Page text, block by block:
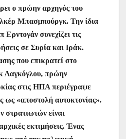
ο πρώην αρχηγός του
Μπασμπούργκ. Την ίδια
Ερντογάν συνεχίζει τις
σε Συρία και Ιράκ.
που επικρατεί στο
Λαγκόγλου, πρώην
στις ΗΠΑ περιέγραψε
ως «αποστολή αυτοκτονίας».
στρατιωτών είναι
εκτιμήσεις. Ένας